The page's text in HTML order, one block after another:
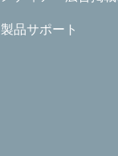
製品サポート